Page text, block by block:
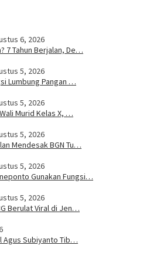
6, 2026
7 Tahun Berjalan, De…
5, 2026
Lumbung Pangan …
5, 2026
Murid Kelas X, …
5, 2026
Mendesak BGN Tu…
5, 2026
Gunakan Fungsi…
5, 2026
Berulat Viral di Jen…
Agus Subiyanto Tib…